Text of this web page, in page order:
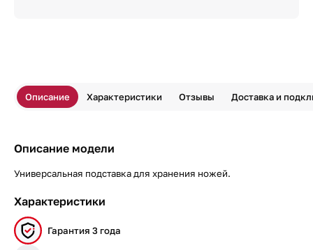
Описание Характеристики Отзывы Доставка и
Описание модели
Универсальная подставка для хранения ножей.
Характеристики
Гарантия 3 года